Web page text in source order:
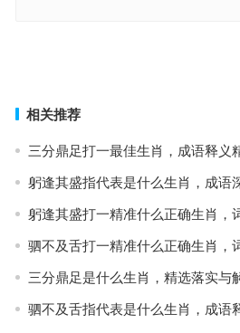
相关推荐
三分鼎足打一最佳生肖，成语释义
躬逢其盛指代表是什么生肖，成语
躬逢其盛打一精准什么正确生肖，
驷不及舌打一精准什么正确生肖，
三分鼎足是什么生肖，精选落实与
驷不及舌指代表是什么生肖，成语